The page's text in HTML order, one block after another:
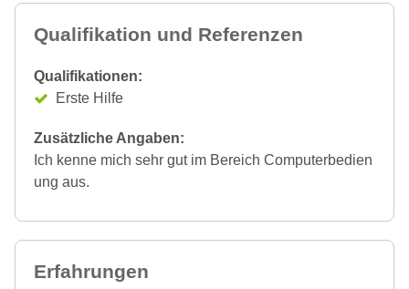
Qualifikation und Referenzen
Qualifikationen:
Erste Hilfe
Zusätzliche Angaben:
Ich kenne mich sehr gut im Bereich Computerbedien
ung aus.
Erfahrungen